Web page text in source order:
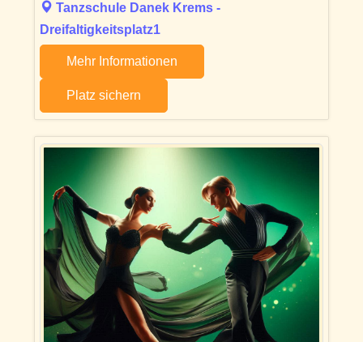
Tanzschule Danek Krems -
Dreifaltigkeitsplatz1
Mehr Informationen
Platz sichern